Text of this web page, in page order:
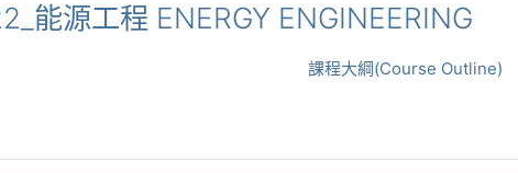
能源工程 ENERGY ENGINEERING
課程大綱(Course Outline)